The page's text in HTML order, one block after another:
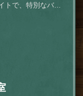
トで、特別なバル
シェフ 浜松町店